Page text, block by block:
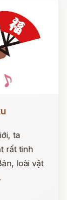
ta
rất tinh
loài vật